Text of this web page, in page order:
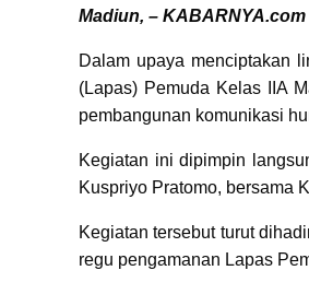
Madiun, – KABARNYA.com
Dalam upaya menciptakan
(Lapas) Pemuda Kelas IIA
pembangunan komunikasi
Kegiatan ini dipimpin
Kuspriyo Pratomo, bersama
Kegiatan tersebut turut
regu pengamanan Lapas